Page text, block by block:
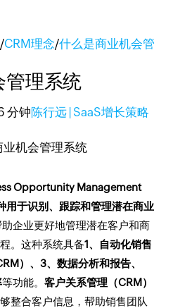
/CRM理念/什么是商业机会管
管理系统
分钟陈行远 | SaaS增长策略
Opportunity Management
用于识别、跟踪和管理潜在商业
企业更好地管理潜在客户和商
。这种系统具备1、自动化销售
）、3、数据分析和报告、
等功能。客户关系管理（CRM）
整合客户信息，帮助销售团队